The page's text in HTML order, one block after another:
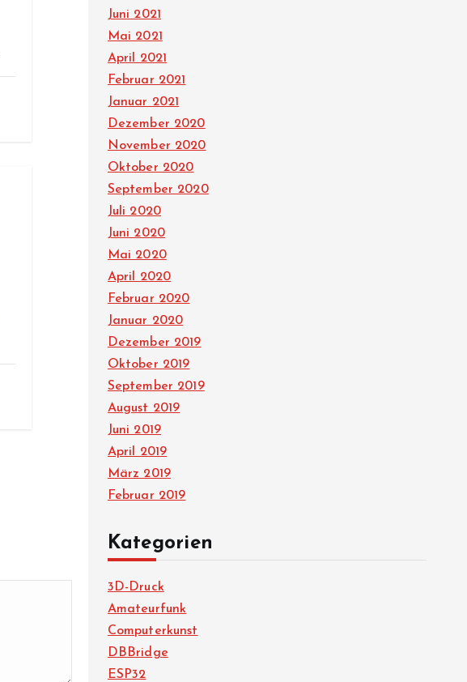
Juni 2021
Mai 2021
April 2021
Februar 2021
Januar 2021
Dezember 2020
November 2020
Oktober 2020
September 2020
Juli 2020
Juni 2020
Mai 2020
April 2020
Februar 2020
Januar 2020
Dezember 2019
Oktober 2019
September 2019
August 2019
Juni 2019
April 2019
März 2019
Februar 2019
Kategorien
3D-Druck
Amateurfunk
Computerkunst
DBBridge
ESP32